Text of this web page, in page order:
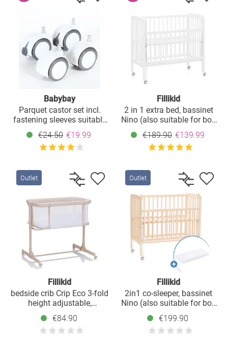
Babybay
Parquet castor set incl.
fastening sleeves suitable
for all Babybay beds -
white
€24.50 €19.99
Fillikid
2 in 1 extra bed, bassinet
Nino (also suitable for box
spring beds) - White
€189.90 €139.99
Outlet
Fillikid
bedside crib Crip Eco 3-fold
height adjustable,
breathable mesh fabric,
with 4 wheels incl.
mattress - Grey
€84.90
Outlet
Fillikid
2in1 co-sleeper, bassinet
Nino (also suitable for box
spring beds) incl. mattress
- natural
€199.90